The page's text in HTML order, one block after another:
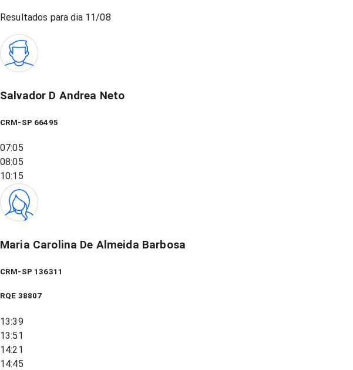
Resultados para dia 11/08
Salvador D Andrea Neto
CRM-SP 66495
07:05
08:05
10:15
Maria Carolina De Almeida Barbosa
CRM-SP 136311
RQE 38807
13:39
13:51
14:21
14:45